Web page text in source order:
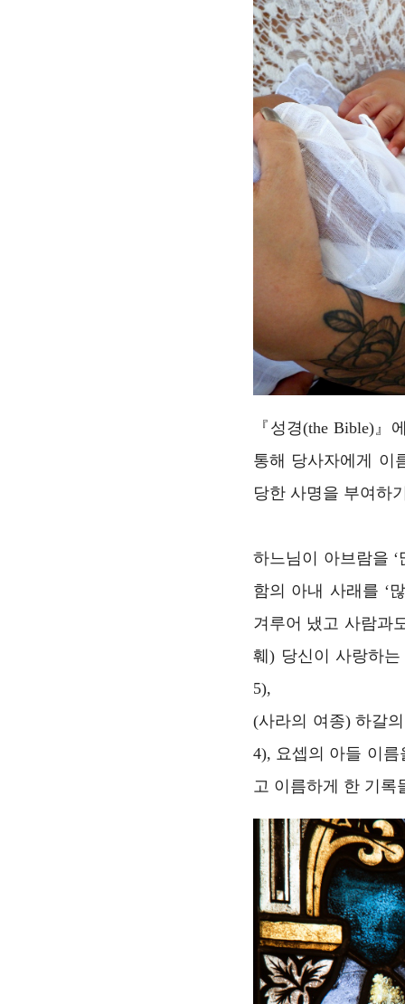
『성경(the Bible)
통해 당사자에게 이
당한 사명을 부여하
하느님이 아브람을
함의 아내 사래를 ‘
겨루어 냈고 사람과
훼) 당신이 사랑하
5),
(사라의 여종) 하갈
4), 요셉의 아들 이
고 이름하게 한 기록